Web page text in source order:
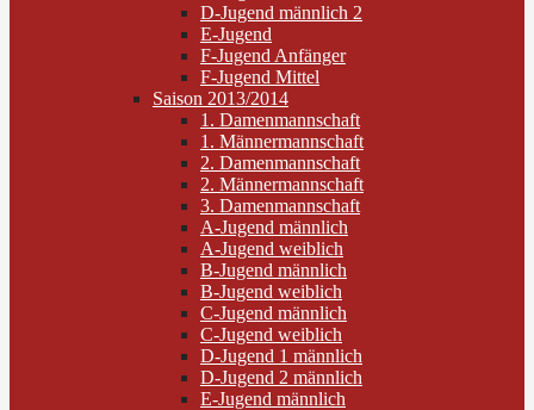
D-Jugend männlich 2
E-Jugend
F-Jugend Anfänger
F-Jugend Mittel
Saison 2013/2014
1. Damenmannschaft
1. Männermannschaft
2. Damenmannschaft
2. Männermannschaft
3. Damenmannschaft
A-Jugend männlich
A-Jugend weiblich
B-Jugend männlich
B-Jugend weiblich
C-Jugend männlich
C-Jugend weiblich
D-Jugend 1 männlich
D-Jugend 2 männlich
E-Jugend männlich